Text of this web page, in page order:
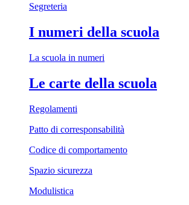
Segreteria
I numeri della scuola
La scuola in numeri
Le carte della scuola
Regolamenti
Patto di corresponsabilità
Codice di comportamento
Spazio sicurezza
Modulistica